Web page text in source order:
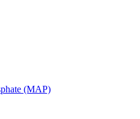
(MAP)